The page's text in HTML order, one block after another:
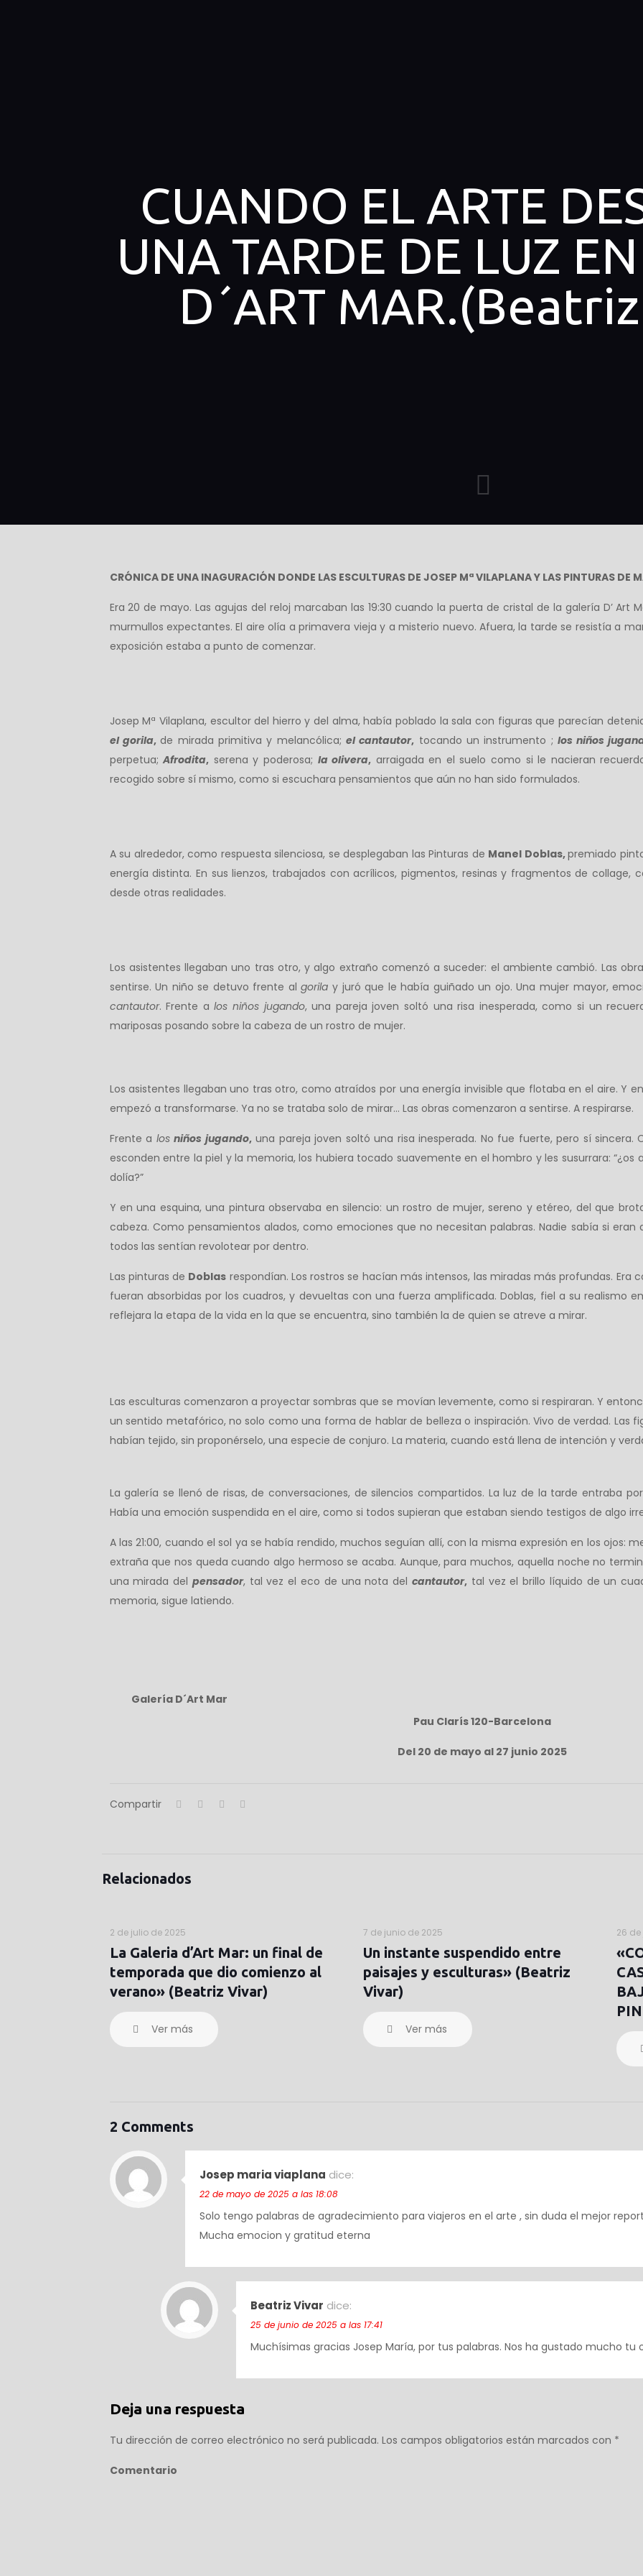
CUANDO EL ARTE
UNA TARDE DE LUZ
D´ART
CRÓNICA DE UNA INAGURACIÓN DONDE LAS ESCULTURAS DE JOSEP Mª VILAPLANA Y LAS PINTURAS DE
Era 20 de mayo. Las agujas del reloj marcaban las 19:30 cuando la puerta de cristal de la galería D’ Art
murmullos expectantes. El aire olía a primavera vieja y a misterio nuevo. Afuera, la tarde se resistía a
exposición estaba a punto de comenzar.
Josep Mª Vilaplana, escultor del hierro y del alma, había poblado la sala con figuras que parecían
el gorila,de mirada primitiva y melancólica; el cantautor, tocando un instrumento ; los niños
perpetua;Afrodita, serena y poderosa; la olivera, arraigada en el suelo como si le nacieran
recogido sobre sí mismo, como si escuchara pensamientos que aún no han sido formulados.
A su alrededor, como respuesta silenciosa, se desplegaban las Pinturas de Manel Doblas,premiado
energía distinta. En sus lienzos, trabajados con acrílicos, pigmentos, resinas y fragmentos de collage,
desde otras realidades.
Los asistentes llegaban uno tras otro, y algo extraño comenzó a suceder: el ambiente cambió. Las
sentirse. Un niño se detuvo frente algorila y juró que le había guiñado un ojo. Una mujer mayor,
cantautor. Frente alos niños jugando, una pareja joven soltó una risa inesperada, como si un
mariposas posando sobre la cabeza de un rostro de mujer.
Los asistentes llegaban uno tras otro, como atraídos por una energía invisible que flotaba en el aire. Y
empezó a transformarse. Ya no se trataba solo de mirar… Las obras comenzaron a sentirse. A respirarse.
Frente a losniños jugando,una pareja joven soltó una risa inesperada. No fue fuerte, pero sí sincera.
esconden entre la piel y la memoria, los hubiera tocado suavemente en el hombro y les susurrara:
dolía?”
Y en una esquina, una pintura observaba en silencio: un rostro de mujer, sereno y etéreo, del que
cabeza. Como pensamientos alados, como emociones que no necesitan palabras. Nadie sabía si
todos las sentían revolotear por dentro.
Las pinturas de Doblas respondían. Los rostros se hacían más intensos, las miradas más profundas. Era
fueran absorbidas por los cuadros, y devueltas con una fuerza amplificada. Doblas, fiel a su realismo
reflejara la etapa de la vida en la que se encuentra, sino también la de quien se atreve a mirar.
Las esculturas comenzaron a proyectar sombras que se movían levemente, como si respiraran. Y
un sentido metafórico, no solo como una forma de hablar de belleza o inspiración. Vivo de verdad. Las
habían tejido, sin proponérselo, una especie de conjuro. La materia, cuando está llena de intención y
La galería se llenó de risas, de conversaciones, de silencios compartidos. La luz de la tarde entraba
Había una emoción suspendida en el aire, como si todos supieran que estaban siendo testigos de algo
A las 21:00, cuando el sol ya se había rendido, muchos seguían allí, con la misma expresión en los ojos:
extraña que nos queda cuando algo hermoso se acaba. Aunque, para muchos, aquella noche no
una mirada del pensador, tal vez el eco de una nota del cantautor,tal vez el brillo líquido de un
memoria, sigue latiendo.
Galería D´Art Mar
Pau Clarís 120-Barcelona
Del 20 de mayo al 27 junio 2025
Compartir
Relacionados
2 de julio de 2025
La Galeria d’Art Mar: un final de
temporada que dio comienzo al
verano» (Beatriz Vivar)
Ver más
7 de junio de 2025
Un instante suspendido entre
paisajes y esculturas» (Beatriz
Vivar)
Ver más
26
2 Comments
Josep maria viaplana dice:
22 de mayo de 2025 a las 18:08
Solo tengo palabras de agradecimiento para viajeros en el arte , sin duda el mejor
Mucha emocion y gratitud eterna
Beatriz Vivar dice:
25 de junio de 2025 a las 17:41
Muchísimas gracias Josep María, por tus palabras. Nos ha gustado mucho tu
Deja una respuesta
Tu dirección de correo electrónico no será publicada. Los campos obligatorios están marcados con *
Comentario